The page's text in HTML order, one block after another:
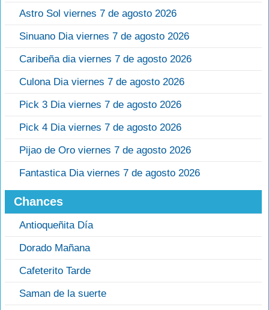
Astro Sol viernes 7 de agosto 2026
Sinuano Dia viernes 7 de agosto 2026
Caribeña dia viernes 7 de agosto 2026
Culona Dia viernes 7 de agosto 2026
Pick 3 Dia viernes 7 de agosto 2026
Pick 4 Dia viernes 7 de agosto 2026
Pijao de Oro viernes 7 de agosto 2026
Fantastica Dia viernes 7 de agosto 2026
Chances
Antioqueñita Día
Dorado Mañana
Cafeterito Tarde
Saman de la suerte